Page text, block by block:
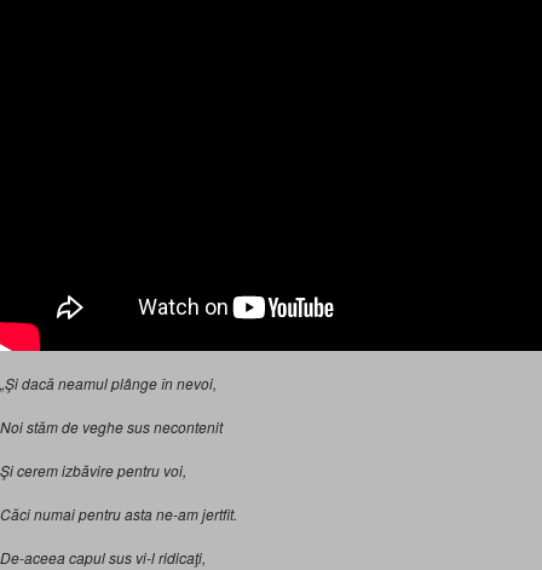
„Şi dacă neamul plânge în nevoi,
Noi stăm de veghe sus necontenit
Şi cerem izbăvire pentru voi,
Căci numai pentru asta ne-am jertfit.
De-aceea capul sus vi-l ridicaţi,